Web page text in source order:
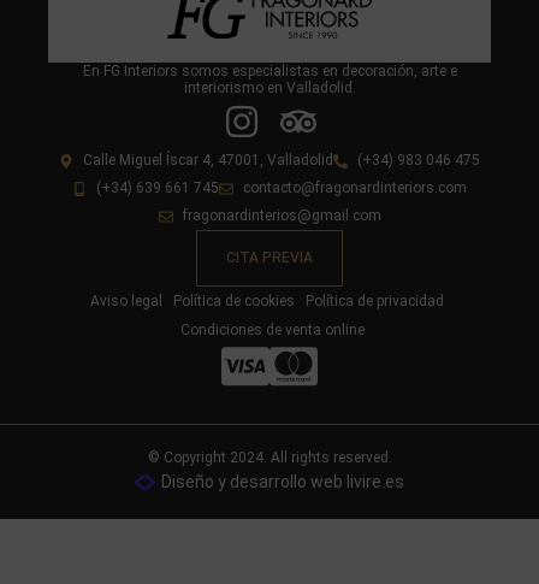
En FG Interiors somos especialistas en decoración, arte e
interiorismo en Valladolid.
Calle Miguel Íscar 4, 47001, Valladolid
(+34) 983 046 475
(+34) 639 661 745
contacto@fragonardinteriors.com
fragonardinterios@gmail.com
CITA PREVIA
Aviso legal Política de cookies
Política de privacidad
Condiciones de venta online
© Copyright 2024. All rights reserved.
Diseño y desarrollo web livire.es